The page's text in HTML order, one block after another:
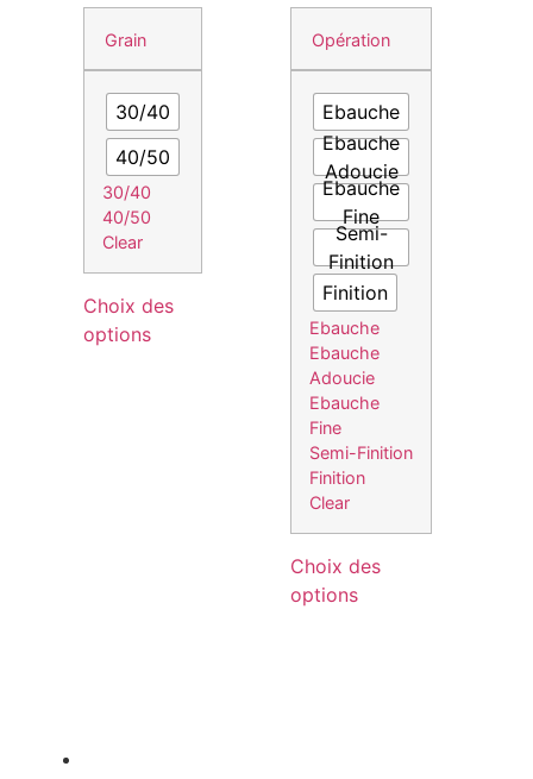
Grain
30/40
40/50
30/40
40/50
Clear
Choix des
options
Opération
Ebauche
Ebauche
Adoucie
Ebauche
Fine
Semi-
Finition
Finition
Ebauche
Ebauche
Adoucie
Ebauche
Fine
Semi-Finition
Finition
Clear
Choix des
options